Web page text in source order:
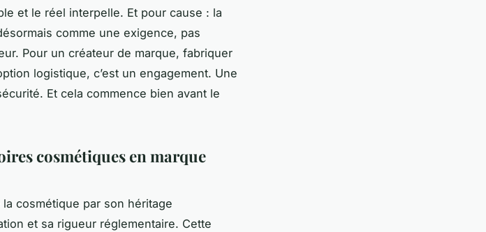
et le réel interpelle. Et pour cause : la
comme une exigence, pas
Pour un créateur de marque, fabriquer
logistique, c’est un engagement. Une
Et cela commence bien avant le
cosmétiques en marque
cosmétique par son héritage
et sa rigueur réglementaire. Cette